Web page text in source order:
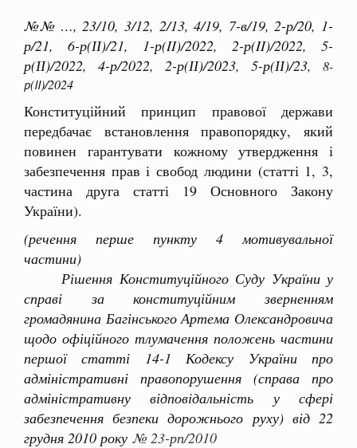
№№ …, 23/10, 3/12, 2/13, 4/19, 7-в/19, 2-р/20, 1-
р/21, 6-р(ІІ)/21, 1-р(II)/2022, 2-р(II)/2022, 5-
р(ІІ)/2022, 4-р/2022, 2-р(ІІ)/2023, 5-р(ІІ)/23, 8-
р(ІІ)/2024
Конституційний принцип правової держави
передбачає встановлення правопорядку, який
повинен гарантувати кожному утвердження і
забезпечення прав і свобод людини (статті 1, 3,
частина друга статті 19 Основного Закону
України).
(речення перше пункту 4 мотивувальної
частини)
Рішення Конституційного Суду України у
справі за конституційним зверненням
громадянина Багінського Артема Олександровича
щодо офіційного тлумачення положень частини
першої статті 14-1 Кодексу України про
адміністративні правопорушення (справа про
адміністративну відповідальність у сфері
забезпечення безпеки дорожнього руху) від 22
грудня 2010 року № 23-рп/2010